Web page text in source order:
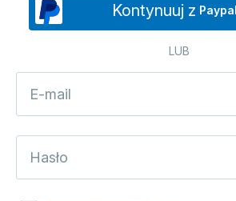
Kontynuuj z
LUB